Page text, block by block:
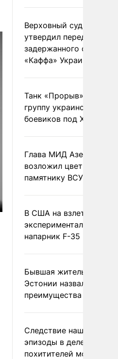
Верховный суд Швеции
утвердил передачу
задержанного
«Каффа» Украине
Танк «Прорыв»
группу украинских
боевиков под
Глава МИД
возложил цветы к
памятнику ВСУ
В США на взлете
экспериментальный
напарник F-35
Бывшая жительница
Эстонии назвала
преимущества России
Следствие нашло
эпизоды в деле
похитителей москвичек